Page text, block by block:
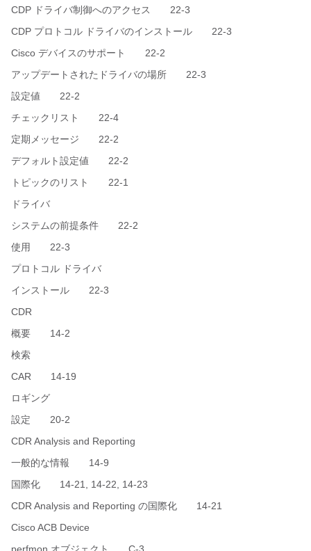
CDP ドライバ制御へのアクセス 22-3
CDP プロトコル ドライバのインストール 22-3
Cisco デバイスのサポート 22-2
アップデートされたドライバの場所 22-3
設定値 22-2
チェックリスト 22-4
定期メッセージ 22-2
デフォルト設定値 22-2
トピックのリスト 22-1
ドライバ
システムの前提条件 22-2
使用 22-3
プロトコル ドライバ
インストール 22-3
CDR
概要 14-2
検索
CAR 14-19
ロギング
設定 20-2
CDR Analysis and Reporting
一般的な情報 14-9
国際化 14-21, 14-22, 14-23
CDR Analysis and Reporting の国際化 14-21
Cisco ACB Device